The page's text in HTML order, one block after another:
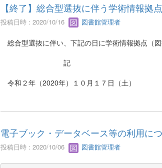
【終了】総合型選抜に伴う学術情報拠
投稿日時 : 2020/10/16 図書館管理者
総合型選抜に伴い、下記の日に学術情報拠点（図
記
令和２年（2020年）１０月１７日（土）
電子ブック・データベース等の利用に
投稿日時 : 2020/10/06 図書館管理者